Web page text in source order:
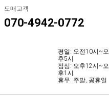
도매고객
070-4942-0772
평일: 오전10시~오
후5시
점심: 오후12시~오
후1시
휴무: 주말, 공휴일